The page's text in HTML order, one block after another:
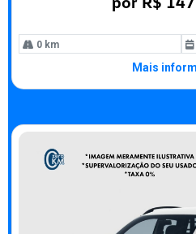
0 km
Mais